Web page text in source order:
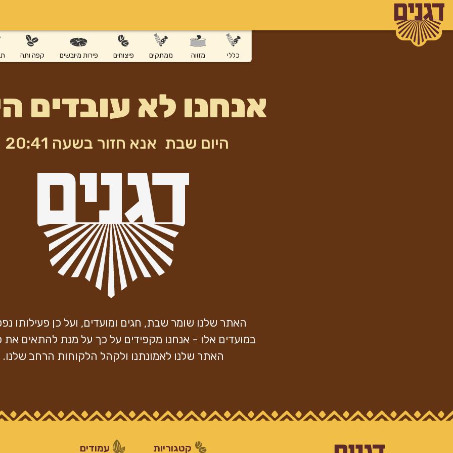
כללי מזווה ממתקים פיצוחים פירות מיובשים קפה ותה
אנחנו לא עובדים
היום שבת אנא חזור בשעה 20:41
האתר שלנו שומר שבת, חגים ומועדים, ועל כן פעילותו
במועדים אלו - אנחנו מקפידים על כך על מנת להתאים את
האתר שלנו לאמונתנו ולקהל הלקוחות הרחב שלנו.
קטגוריות עמודים